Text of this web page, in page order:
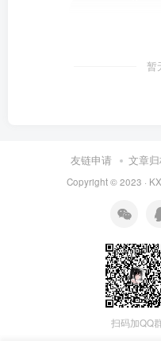
暂
友链申请 文章
Copyright © 2023 ·
扫码加QQ